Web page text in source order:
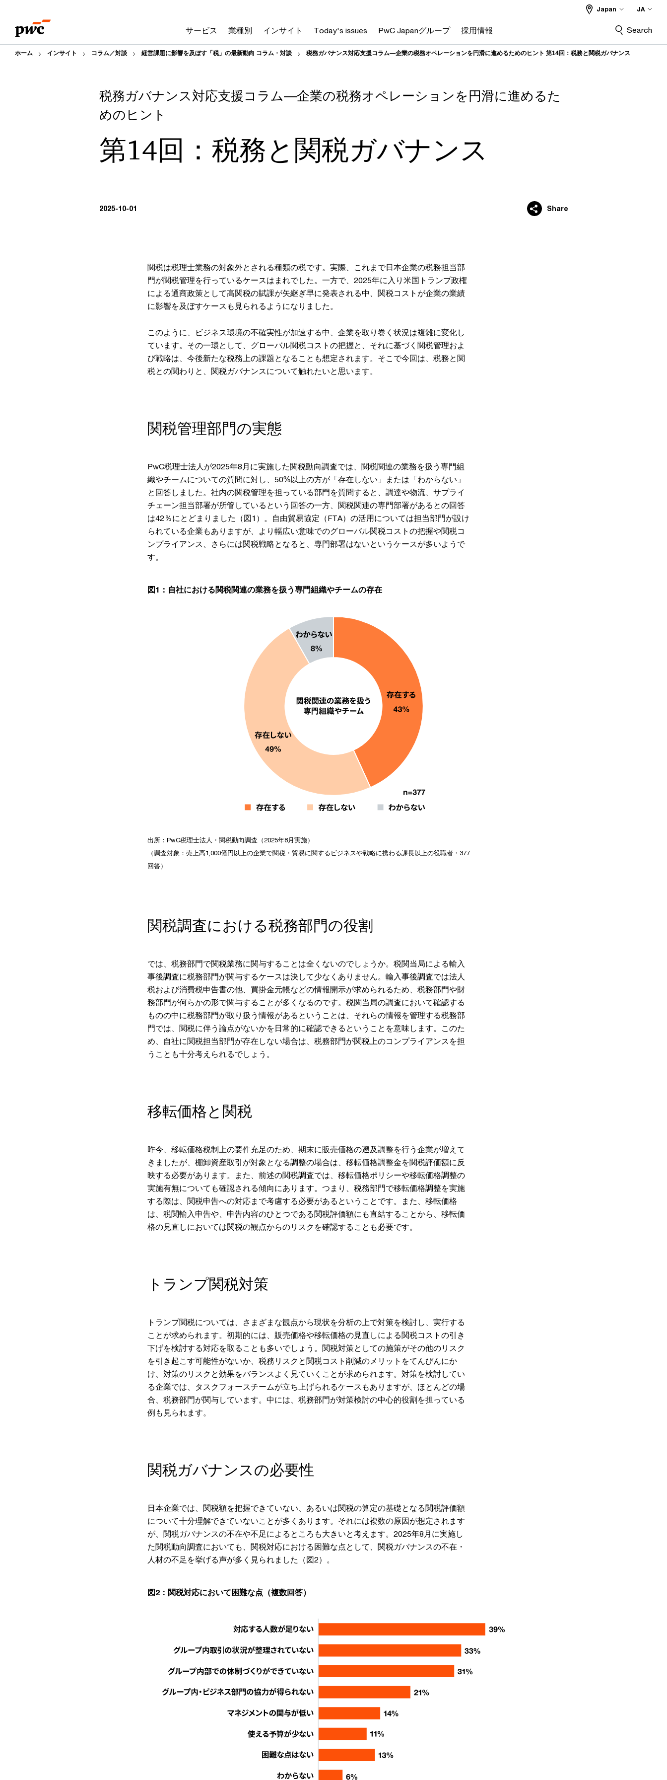
content
footer
サービス 業種別 インサイト Today's issues PwC Japanグループ 採用情報
Japan JA
Search
ホーム インサイト コラム／対談 経営課題に影響を及ぼす「税」の最新動向 コラム・対談 税務ガバナンス対応支援コラム―企業の税務オペレーションを円滑に進めるためのヒント 第14回：税務と関税ガバナンス
税務ガバナンス対応支援コラム―企業の税務オペレーションを円滑に進めるた
めのヒント
第14回：税務と関税ガバナンス
2025-10-01 Share
関税は税理士業務の対象外とされる種類の税です。実際、これまで日本企業の税務担当部
門が関税管理を行っているケースはまれでした。一方で、2025年に入り米国トランプ政権
による通商政策として高関税の賦課が矢継ぎ早に発表される中、関税コストが企業の業績
に影響を及ぼすケースも見られるようになりました。
このように、ビジネス環境の不確実性が加速する中、企業を取り巻く状況は複雑に変化し
ています。その一環として、グローバル関税コストの把握と、それに基づく関税管理およ
び戦略は、今後新たな税務上の課題となることも想定されます。そこで今回は、税務と関
税との関わりと、関税ガバナンスについて触れたいと思います。
関税管理部門の実態
PwC税理士法人が2025年8月に実施した関税動向調査では、関税関連の業務を扱う専門組
織やチームについての質問に対し、50%以上の方が「存在しない」または「わからない」
と回答しました。社内の関税管理を担っている部門を質問すると、調達や物流、サプライ
チェーン担当部署が所管しているという回答の一方、関税関連の専門部署があるとの回答
は42％にとどまりました（図1）。自由貿易協定（FTA）の活用については担当部門が設け
られている企業もありますが、より幅広い意味でのグローバル関税コストの把握や関税コ
ンプライアンス、さらには関税戦略となると、専門部署はないというケースが多いようで
す。
図1：自社における関税関連の業務を扱う専門組織やチームの存在
出所：PwC税理士法人・関税動向調査（2025年8月実施）
（調査対象：売上高1,000億円以上の企業で関税・貿易に関するビジネスや戦略に携わる課長以上の役職者・377
回答）
関税調査における税務部門の役割
では、税務部門で関税業務に関与することは全くないのでしょうか。税関当局による輸入
事後調査に税務部門が関与するケースは決して少なくありません。輸入事後調査では法人
税および消費税申告書の他、買掛金元帳などの情報開示が求められるため、税務部門や財
務部門が何らかの形で関与することが多くなるのです。税関当局の調査において確認する
ものの中に税務部門が取り扱う情報があるということは、それらの情報を管理する税務部
門では、関税に伴う論点がないかを日常的に確認できるということを意味します。このた
め、自社に関税担当部門が存在しない場合は、税務部門が関税上のコンプライアンスを担
うことも十分考えられるでしょう。
移転価格と関税
昨今、移転価格税制上の要件充足のため、期末に販売価格の遡及調整を行う企業が増えて
きましたが、棚卸資産取引が対象となる調整の場合は、移転価格調整金を関税評価額に反
映する必要があります。また、前述の関税調査では、移転価格ポリシーや移転価格調整の
実施有無についても確認される傾向にあります。つまり、税務部門で移転価格調整を実施
する際は、関税申告への対応まで考慮する必要があるということです。また、移転価格
は、税関輸入申告や、申告内容のひとつである関税評価額にも直結することから、移転価
格の見直しにおいては関税の観点からのリスクを確認することも必要です。
トランプ関税対策
トランプ関税については、さまざまな観点から現状を分析の上で対策を検討し、実行する
ことが求められます。初期的には、販売価格や移転価格の見直しによる関税コストの引き
下げを検討する対応を取ることも多いでしょう。関税対策としての施策がその他のリスク
を引き起こす可能性がないか、税務リスクと関税コスト削減のメリットをてんびんにか
け、対策のリスクと効果をバランスよく見ていくことが求められます。対策を検討してい
る企業では、タスクフォースチームが立ち上げられるケースもありますが、ほとんどの場
合、税務部門が関与しています。中には、税務部門が対策検討の中心的役割を担っている
例も見られます。
関税ガバナンスの必要性
日本企業では、関税額を把握できていない、あるいは関税の算定の基礎となる関税評価額
について十分理解できていないことが多くあります。それには複数の原因が想定されます
が、関税ガバナンスの不在や不足によるところも大きいと考えます。2025年8月に実施し
た関税動向調査においても、関税対応における困難な点として、関税ガバナンスの不在・
人材の不足を挙げる声が多く見られました（図2）。
図2：関税対応において困難な点（複数回答）